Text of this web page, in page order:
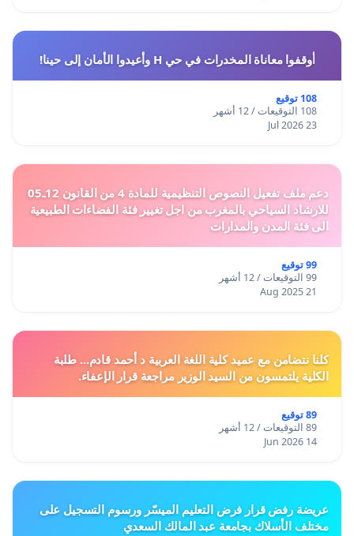
أوقفوا معاناة المخدرات في حي H وأعيدوا الأمان إلى حينا!
108 توقيع
108 التوقيعات / 12 أشهر
23 Jul 2026
دعم ملف تفعيل النصوص التنظيمية للمادة 4 من القانون 12ـ05
للارشاد السياحي بالمغرب من اجل تغيير فئة الفضاءات الطبيعية
الى فئة المدن والمدارات
99 توقيع
99 التوقيعات / 12 أشهر
21 Aug 2025
كلنا نتضامن مع عميد كلية اللغة العربية د أحمد قادم... طلبة
الكلية يلتمسون من السيد الوزير مراجعة قرار الإعفاء.
89 توقيع
89 التوقيعات / 12 أشهر
14 Jun 2026
عريضة رفض قرار فرض التعليم الميسّر ورسوم التسجيل على
مختلف الأسلاك بجامعة عبد المالك السعدي